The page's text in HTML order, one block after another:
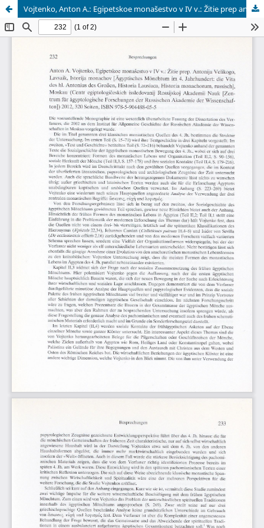
Vojtenko, Anton A.: Egipetskoe monas̆estvo v IV v.: Z̆itie prep anto. Antonija Velikogo, Lavsaik, Istorija monachov